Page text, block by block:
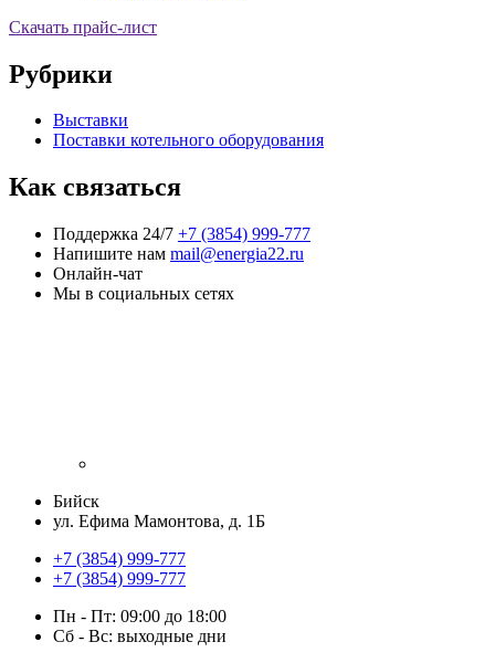
Скачать прайс-лист
Рубрики
Выставки
Поставки котельного оборудования
Как связаться
Поддержка 24/7 +7 (3854) 999-777
Напишите нам mail@energia22.ru
Онлайн-чат
Мы в социальных сетях
Бийск
ул. Ефима Мамонтова, д. 1Б
+7 (3854) 999-777
+7 (3854) 999-777
Пн - Пт: 09:00 до 18:00
Сб - Вс: выходные дни